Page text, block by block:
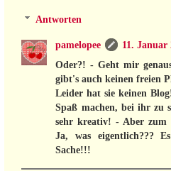
Antworten
pamelopee
11. Januar
Oder?! - Geht mir
gibt's auch keinen freien
Leider hat sie keinen
Spaß machen, bei ihr zu
sehr kreativ! - Aber zum
Ja, was eigentlich???
Sache!!!